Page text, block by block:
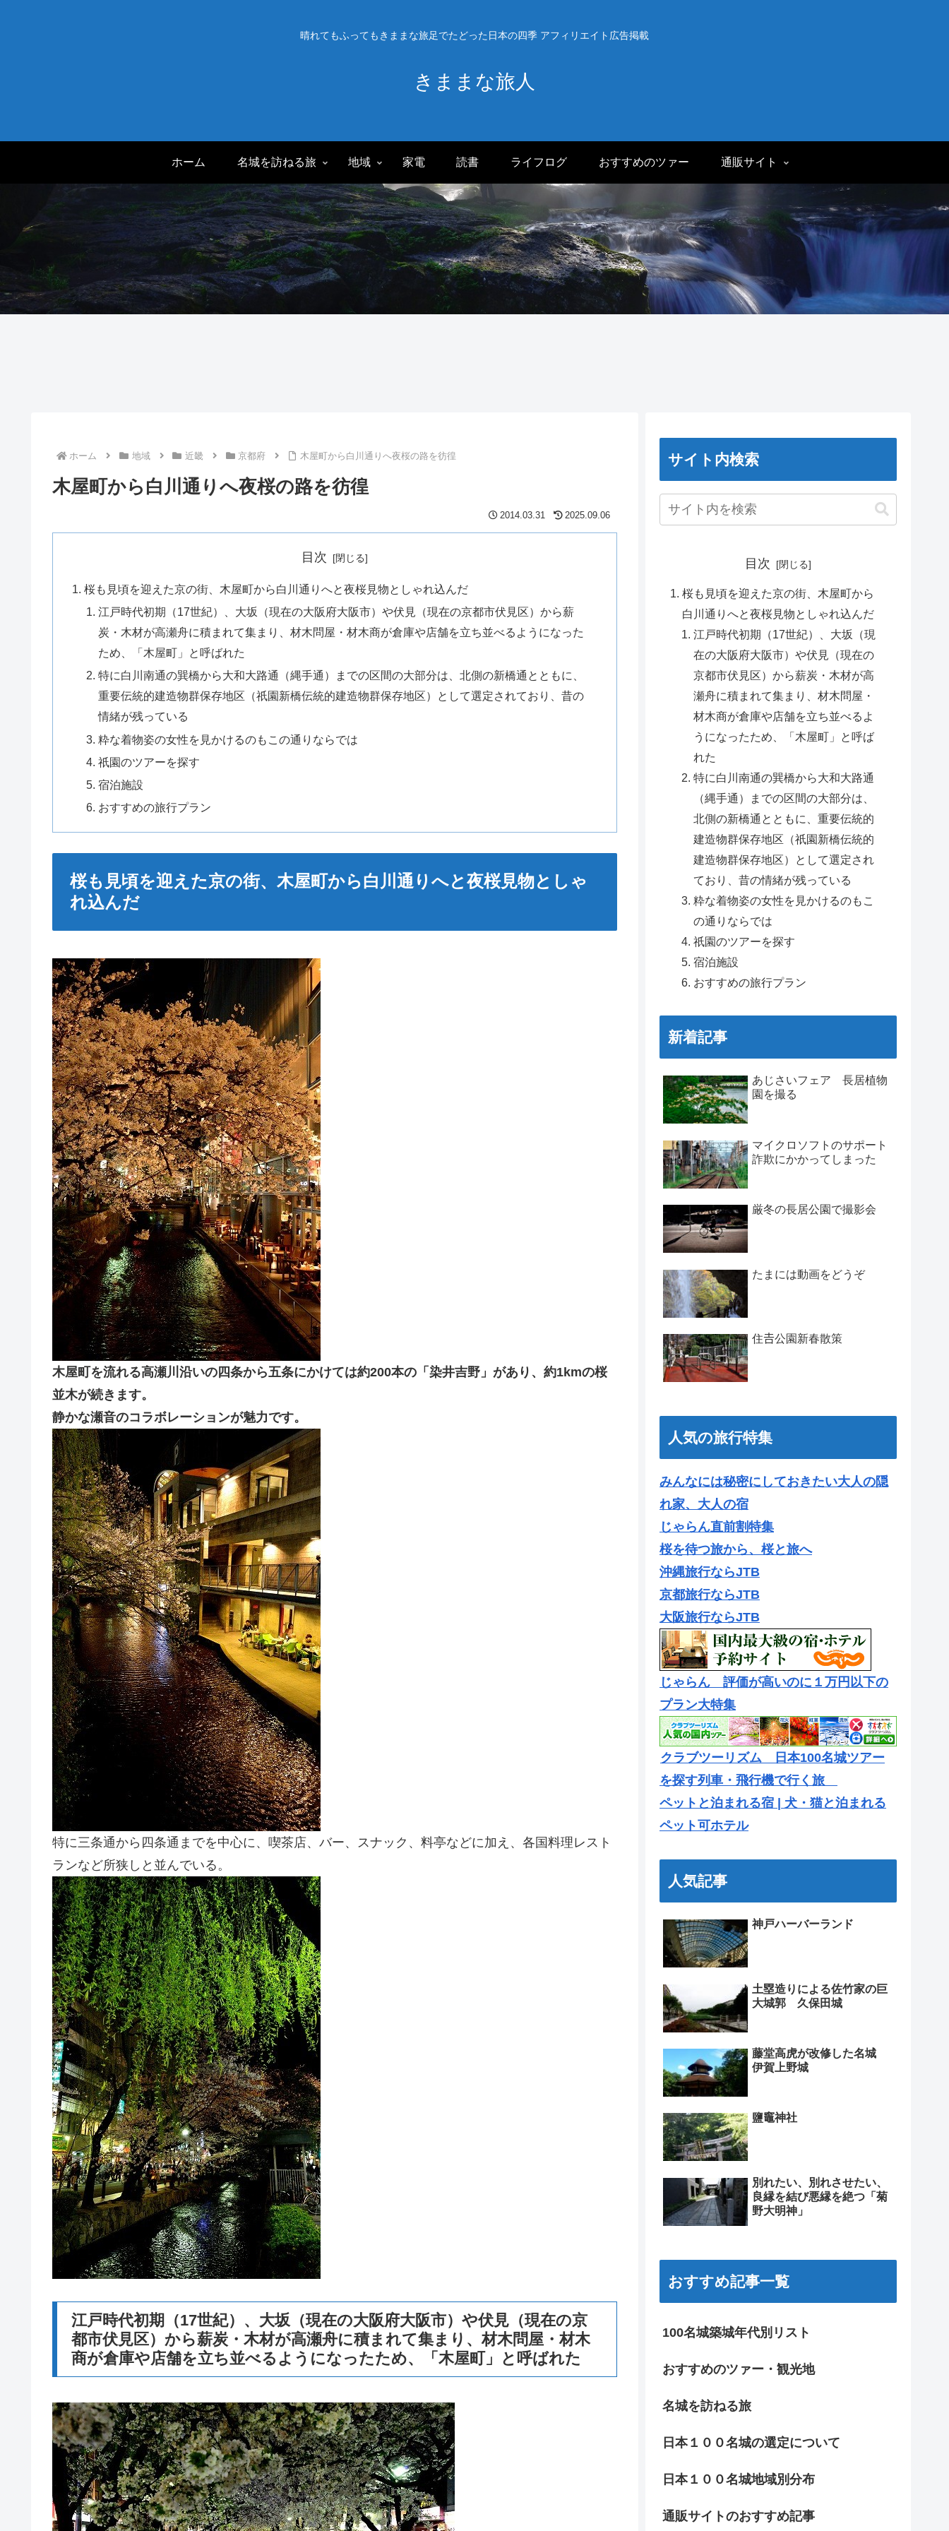
晴れてもふってもきままな旅足でたどった日本の四季 アフィリエイト広告掲載
きままな旅人
ホーム 名城を訪ねる旅 地域 家電 読書 ライフログ おすすめのツァー 通販サイト
ホーム 地域 近畿 京都府 木屋町から白川通りへ夜桜の路を彷徨
木屋町から白川通りへ夜桜の路を彷徨
2014.03.31 2025.09.06
目次
桜も見頃を迎えた京の街、木屋町から白川通りへと夜桜見物としゃれ込んだ
江戸時代初期（17世紀）、大坂（現在の大阪府大阪市）や伏見（現在の京都市伏見区）から薪
炭・木材が高瀬舟に積まれて集まり、材木問屋・材木商が倉庫や店舗を立ち並べるようになった
ため、「木屋町」と呼ばれた
特に白川南通の巽橋から大和大路通（縄手通）までの区間の大部分は、北側の新橋通とともに、
重要伝統的建造物群保存地区（祇園新橋伝統的建造物群保存地区）として選定されており、昔の
情緒が残っている
粋な着物姿の女性を見かけるのもこの通りならでは
祇園のツアーを探す
宿泊施設
おすすめの旅行プラン
桜も見頃を迎えた京の街、木屋町から白川通りへと夜桜見物としゃ
れ込んだ
木屋町を流れる高瀬川沿いの四条から五条にかけては約200本の「染井吉野」があり、約1kmの桜
並木が続きます。
静かな瀬音のコラボレーションが魅力です。
特に三条通から四条通までを中心に、喫茶店、バー、スナック、料亭などに加え、各国料理レスト
ランなど所狭しと並んでいる。
江戸時代初期（17世紀）、大坂（現在の大阪府大阪市）や伏見（現在の京
都市伏見区）から薪炭・木材が高瀬舟に積まれて集まり、材木問屋・材木
商が倉庫や店舗を立ち並べるようになったため、「木屋町」と呼ばれた
サイト内検索
目次
桜も見頃を迎えた京の街、木屋町から
白川通りへと夜桜見物としゃれ込んだ
江戸時代初期（17世紀）、大坂（現
在の大阪府大阪市）や伏見（現在の
京都市伏見区）から薪炭・木材が高
瀬舟に積まれて集まり、材木問屋・
材木商が倉庫や店舗を立ち並べるよ
うになったため、「木屋町」と呼ば
れた
特に白川南通の巽橋から大和大路通
（縄手通）までの区間の大部分は、
北側の新橋通とともに、重要伝統的
建造物群保存地区（祇園新橋伝統的
建造物群保存地区）として選定され
ており、昔の情緒が残っている
粋な着物姿の女性を見かけるのもこ
の通りならでは
祇園のツアーを探す
宿泊施設
おすすめの旅行プラン
新着記事
あじさいフェア 長居植物
園を撮る
マイクロソフトのサポート
詐欺にかかってしまった
厳冬の長居公園で撮影会
たまには動画をどうぞ
住𠮷公園新春散策
人気の旅行特集
みんなには秘密にしておきたい大人の隠
れ家、大人の宿
じゃらん直前割特集
桜を待つ旅から、桜と旅へ
沖縄旅行ならJTB
京都旅行ならJTB
大阪旅行ならJTB
じゃらん 評価が高いのに１万円以下の
プラン大特集
クラブツーリズム 日本100名城ツアー
を探す列車・飛行機で行く旅
ペットと泊まれる宿 | 犬・猫と泊まれる
ペット可ホテル
人気記事
神戸ハーバーランド
土塁造りによる佐竹家の巨
大城郭 久保田城
藤堂高虎が改修した名城
伊賀上野城
鹽竈神社
別れたい、別れさせたい、
良縁を結び悪縁を絶つ「菊
野大明神」
おすすめ記事一覧
100名城築城年代別リスト
おすすめのツァー・観光地
名城を訪ねる旅
日本１００名城の選定について
日本１００名城地域別分布
通販サイトのおすすめ記事